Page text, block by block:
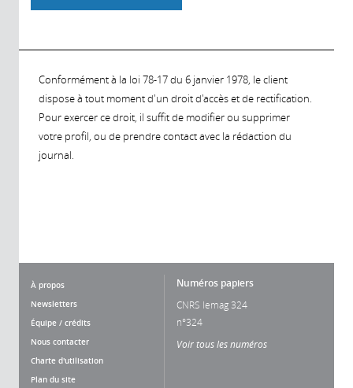
Conformément à la loi 78-17 du 6 janvier 1978, le client
dispose à tout moment d'un droit d'accès et de rectification.
Pour exercer ce droit, il suffit de modifier ou supprimer
votre profil, ou de prendre contact avec la rédaction du
journal.
À propos
Newsletters
Équipe / crédits
Nous contacter
Charte d'utilisation
Plan du site
Numéros papiers
CNRS lemag 324
n°324
Voir tous les numéros